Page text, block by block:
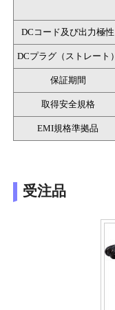
DCコード及び出力極性
DCプラグ（ストレート）
保証期間
取得安全規格
EMI規格準拠品
受注品